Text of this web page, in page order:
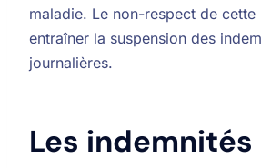
maladie. Le non-respect de
entraîner la suspension des
journalières.
Les indemnités